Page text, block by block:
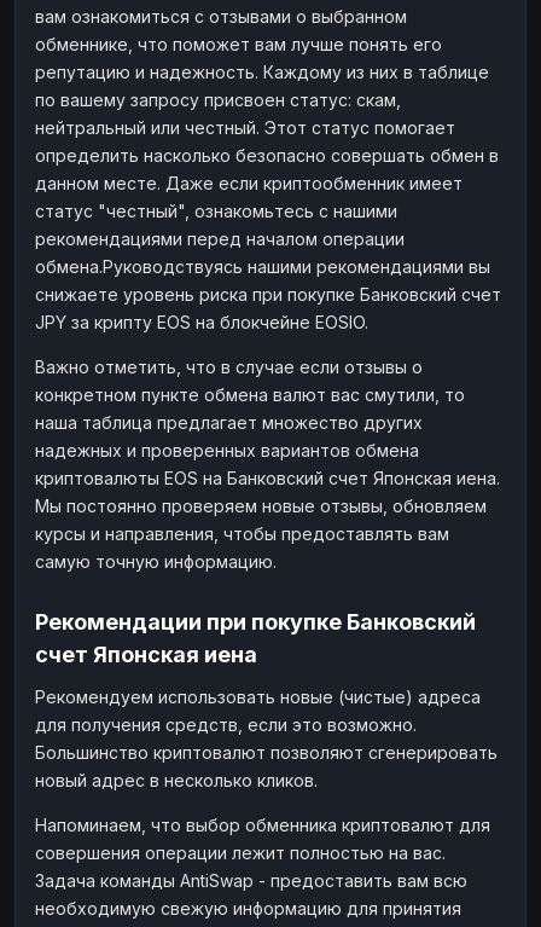
вам ознакомиться с отзывами о выбранном
обменнике, что поможет вам лучше понять его
репутацию и надежность. Каждому из них в таблице
по вашему запросу присвоен статус: скам,
нейтральный или честный. Этот статус помогает
определить насколько безопасно совершать обмен в
данном месте. Даже если криптообменник имеет
статус "честный", ознакомьтесь с нашими
рекомендациями перед началом операции
обмена.Руководствуясь нашими рекомендациями вы
снижаете уровень риска при покупке Банковский счет
JPY за крипту EOS на блокчейне EOSIO.
Важно отметить, что в случае если отзывы о
конкретном пункте обмена валют вас смутили, то
наша таблица предлагает множество других
надежных и проверенных вариантов обмена
криптовалюты EOS на Банковский счет Японская иена.
Мы постоянно проверяем новые отзывы, обновляем
курсы и направления, чтобы предоставлять вам
самую точную информацию.
Рекомендации при покупке Банковский
счет Японская иена
Рекомендуем использовать новые (чистые) адреса
для получения средств, если это возможно.
Большинство криптовалют позволяют сгенерировать
новый адрес в несколько кликов.
Напоминаем, что выбор обменника криптовалют для
совершения операции лежит полностью на вас.
Задача команды AntiSwap - предоставить вам всю
необходимую свежую информацию для принятия